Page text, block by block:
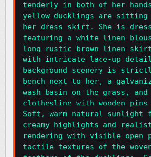
tenderly in both of her
yellow ducklings are sitting
her dress skirt. She is
featuring a white linen
long rustic brown linen
with intricate lace-up
background scenery is
bench next to her, a
wash basin on the grass,
clothesline with wooden
Soft, warm natural
creamy highlights and
rendering with visible
tactile textures of the